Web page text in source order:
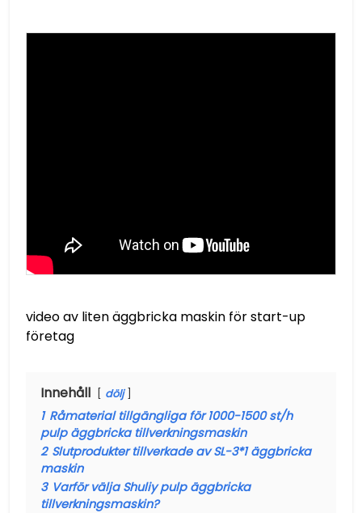
video av liten äggbricka maskin för start-up
företag
Innehåll dölj
1 Råmaterial tillgängliga för 1000-1500 st/h
pulp äggbricka tillverkningsmaskin
2 Slutprodukter tillverkade av SL-3*1 äggbricka
maskin
3 Varför välja Shuliy pulp äggbricka
tillverkningsmaskin?